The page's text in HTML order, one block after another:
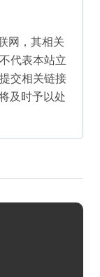
网，其相关
代表本站立
交相关链接
及时予以处